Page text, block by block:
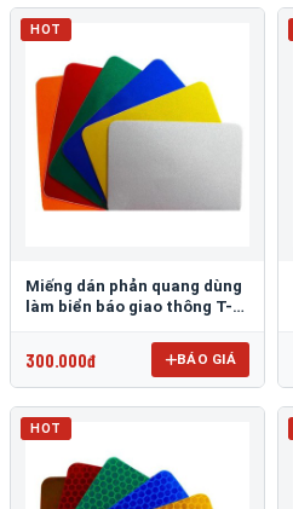
HOT
Miếng dán phản quang dùng
làm biển báo giao thông T-
300.000đ BÁO GIÁ
HOT